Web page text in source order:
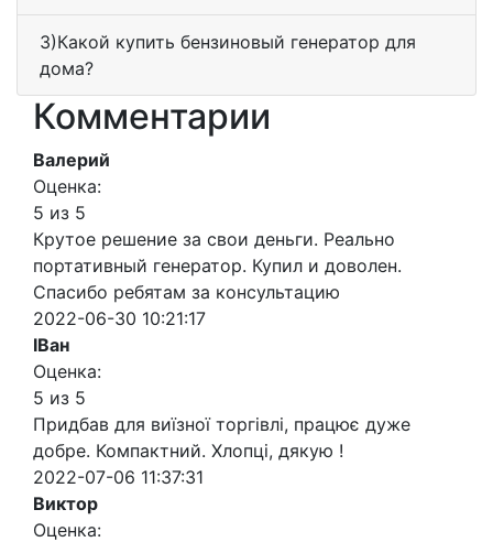
3)Какой купить бензиновый генератор для
дома?
Комментарии
Валерий
Оценка:
5 из 5
Крутое решение за свои деньги. Реально
портативный генератор. Купил и доволен.
Спасибо ребятам за консультацию
2022-06-30 10:21:17
ІВан
Оценка:
5 из 5
Придбав для виїзної торгівлі, працює дуже
добре. Компактний. Хлопці, дякую !
2022-07-06 11:37:31
Виктор
Оценка: